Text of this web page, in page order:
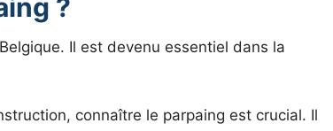
?
Il est devenu essentiel dans la
connaître le parpaing est crucial. Il